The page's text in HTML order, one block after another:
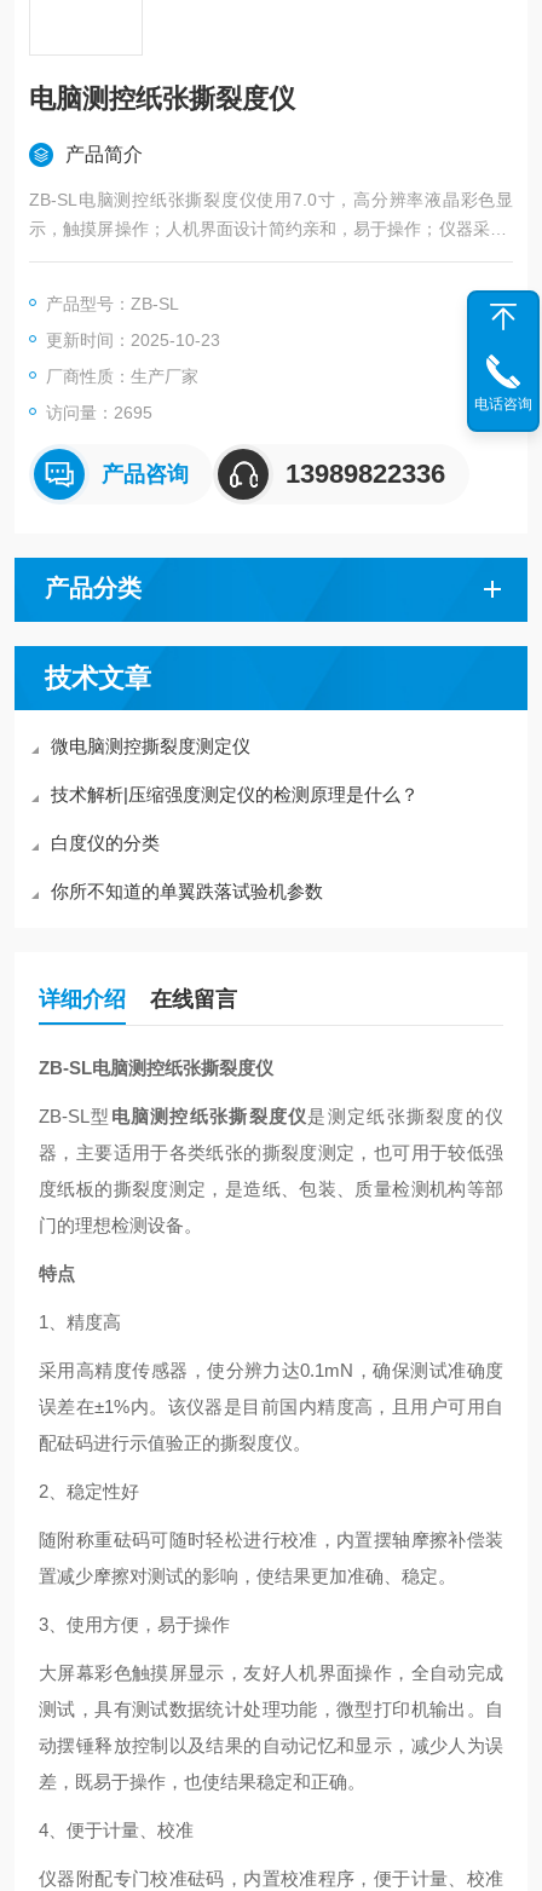
电脑测控纸张撕裂度仪
产品简介
ZB-SL电脑测控纸张撕裂度仪使用7.0寸，高分辨率液晶彩色显
示，触摸屏操作；人机界面设计简约亲和，易于操作；仪器采用*
的元器件、配套部件、高速微处理器，进行合理的构造和功能设
计。具有标准中包含的各种参数设置、转换、调节、显示、记忆
等功能。它是纸张撕裂度测定的仪器，主要适用于各类纸张的撕
裂度测定，也可用于较低强度纸板的撕裂度测定。
产品型号：ZB-SL
更新时间：2025-10-23
厂商性质：生产厂家
访问量：2695
产品咨询 13989822336
产品分类
技术文章
微电脑测控撕裂度测定仪
技术解析|压缩强度测定仪的检测原理是什么？
白度仪的分类
你所不知道的单翼跌落试验机参数
详细介绍 在线留言
ZB-SL电脑测控纸张撕裂度仪
ZB-SL 型 电脑测控纸张撕裂度仪是测定纸张撕裂度的仪
器，主要适用于各类纸张的撕裂度测定，也可用于较低强
度纸板的撕裂度测定，是造纸、包装、质量检测机构等部
门的理想检测设备。
特点
1 、精度高
采用高精度传感器，使分辨力达0.1mN，确保测试准确度
误差在±1%内。该仪器是目前国内精度高，且用户可用自
配砝码进行示值验正的撕裂度仪。
2 、稳定性好
随附称重砝码可随时轻松进行校准，内置摆轴摩擦补偿装
置减少摩擦对测试的影响，使结果更加准确、稳定。
3 、使用方便，易于操作
大屏幕彩色触摸屏显示，友好人机界面操作，全自动完成
测试，具有测试数据统计处理功能，微型打印机输出。自
动摆锤释放控制以及结果的自动记忆和显示，减少人为误
差，既易于操作，也使结果稳定和正确。
4 、便于计量、校准
仪器附配专门校准砝码，内置校准程序，便于计量、校准
电话咨询